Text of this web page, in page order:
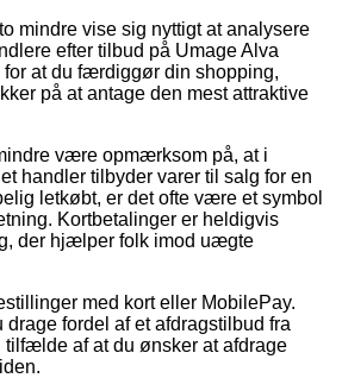
mindre vise sig nyttigt at analysere
efter tilbud på Umage Alva
at du færdiggør din shopping,
på at antage den mest attraktive
være opmærksom på, at i
handler tilbyder varer til salg for en
letkøbt, er det ofte være et symbol
Kortbetalinger er heldigvis
der hjælper folk imod uægte
med kort eller MobilePay.
drage fordel af et afdragstilbud fra
af at du ønsker at afdrage